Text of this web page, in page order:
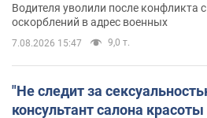
Водителя уволили после конфликта
оскорблений в адрес военных
7.08.2026 15:47 9,0 т.
"Не следит за
консультант салона